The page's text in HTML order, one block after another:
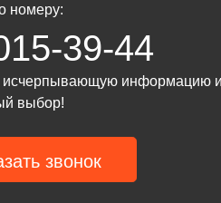
номеру:
39-44
информацию
выбор!
звонок